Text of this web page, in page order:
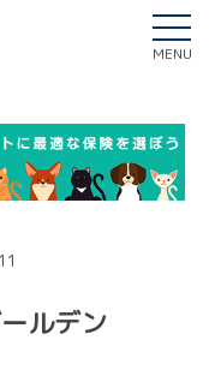
MENU
ルデン